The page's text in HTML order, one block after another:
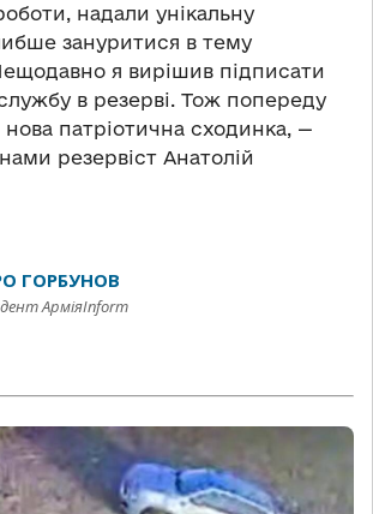
надали унікальну
зануритися в тему
я вирішив підписати
в резерві. Тож попереду
патріотична сходинка, —
резервіст Анатолій
ГОРБУНОВ
АрміяInform